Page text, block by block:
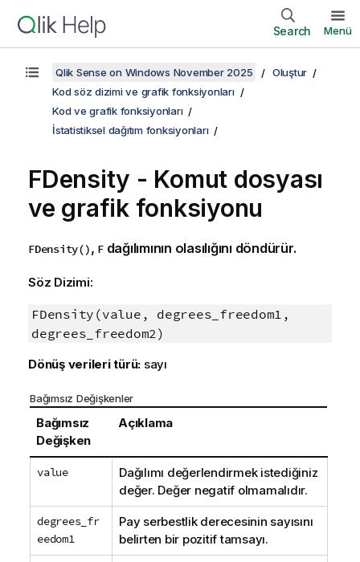
Search Menü
Qlik Sense on Windows November 2025
Oluştur
Kod söz dizimi ve grafik fonksiyonları
Kod ve grafik fonksiyonları
İstatistiksel dağıtım fonksiyonları
FDensity - Komut dosyası
ve grafik fonksiyonu
FDensity(), Fdağılımının olasılığını döndürür.
Söz Dizimi:
FDensity(value, degrees_freedom1,
degrees_freedom2)
Dönüş verileri türü: sayı
Bağımsız Değişkenler
Bağımsız
Değişken
Açıklama
value
Dağılımı değerlendirmek istediğiniz
değer. Değer negatif olmamalıdır.
degrees_fr
eedom1
Pay serbestlik derecesinin sayısını
belirten bir pozitif tamsayı.